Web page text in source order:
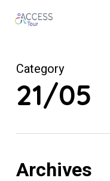
Category
21/05
Archives